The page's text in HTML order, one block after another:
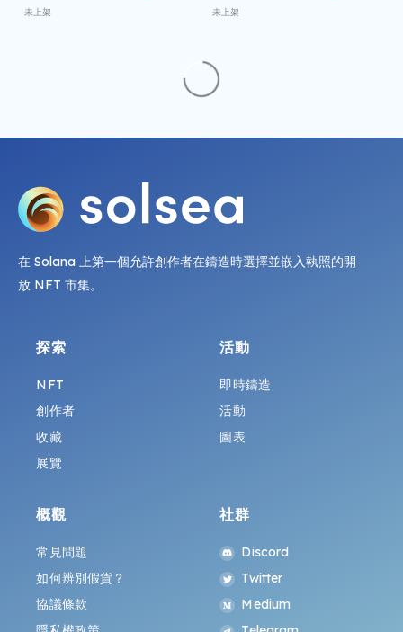
未上架 未上架
在 Solana 上第一個允許創作者在鑄造時選擇並嵌入執照的開
放 NFT 市集。
探索
NFT
創作者
收藏
展覽
活動
即時鑄造
活動
圖表
概觀
常見問題
如何辨別假貨？
協議條款
社群
Discord
Twitter
Medium